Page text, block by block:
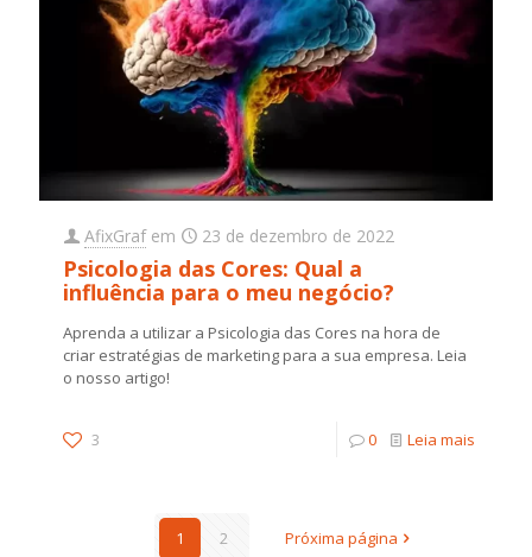
AfixGraf em 23 de dezembro de 2022
Psicologia das Cores: Qual a
influência para o meu negócio?
Aprenda a utilizar a Psicologia das Cores na hora de
criar estratégias de marketing para a sua empresa. Leia
o nosso artigo!
3 0 Leia mais
1 2 Próxima página